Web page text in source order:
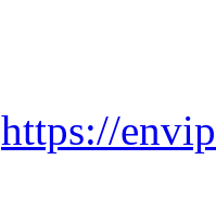
https://